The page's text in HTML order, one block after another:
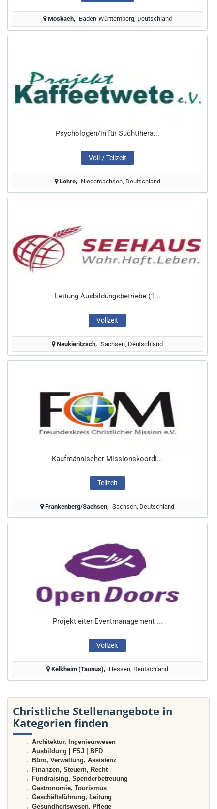
Mosbach Baden-Württemberg, Deutschland
Psychologen/in für Suchtthera...
Voll-/ Teilzeit
Lehre Niedersachsen, Deutschland
Leitung Ausbildungsbetriebe (1...
Vollzeit
Neukieritzsch Sachsen, Deutschland
Kaufmännischer Missionskoordi...
Teilzeit
Frankenberg/Sachsen Sachsen, Deutschland
Projektleiter Eventmanagement ...
Vollzeit
Kelkheim (Taunus) Hessen, Deutschland
Christliche Stellenangebote in
Kategorien finden
Architektur, Ingenieurwesen
Ausbildung | FSJ | BFD
Büro, Verwaltung, Assistenz
Finanzen, Steuern, Recht
Fundraising, Spenderbetreuung
Gastronomie, Tourismus
Geschäftsführung, Leitung
Gesundheitswesen, Pflege